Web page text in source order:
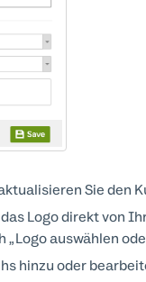
Sie den
Logo direkt von
auswählen
hinzu oder